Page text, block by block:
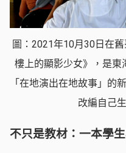
圖：2021年10月30日在
樓上的顯影少女》，是
「在地演出在地故事」的
改編自己
不只是教材：一本學